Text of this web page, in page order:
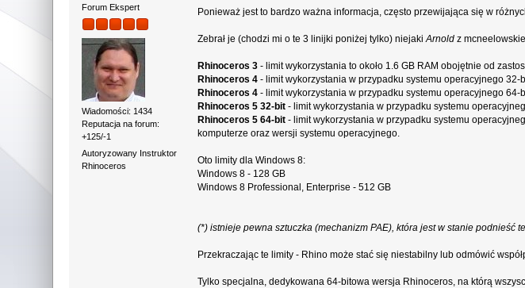
Forum Ekspert
Wiadomości: 1434
Reputacja na forum:
+125/-1
Autoryzowany Instruktor
Rhinoceros
Ponieważ jest to bardzo ważna informacja, często przewijająca się w
Zebrał je (chodzi mi o te 3 linijki poniżej tylko) niejakiArnold z
Rhinoceros 3- limit wykorzystania to około 1.6 GB RAM obojętnie od
Rhinoceros 4 - limit wykorzystania w przypadku systemu operacyjnego
Rhinoceros 4 - limit wykorzystania w przypadku systemu operacyjnego 64-
Rhinoceros 5 32-bit - limit wykorzystania w przypadku systemu
Rhinoceros 5 64-bit - limit wykorzystania w przypadku systemu
komputerze oraz wersji systemu operacyjnego.
Oto limity dla Windows 8:
Windows 8 - 128 GB
Windows 8 Professional, Enterprise - 512 GB
(*) istnieje pewna sztuczka (mechanizm PAE), która jest w stanie podnieść
Przekraczając te limity - Rhino może stać się niestabilny lub odmówić
Tylko specjalna, dedykowana 64-bitowa wersja Rhinoceros, na którą